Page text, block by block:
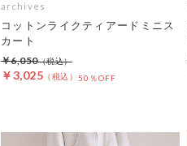
archives
コットンライクティアードミニス
カート
￥3,025 50％OFF
￥6,050